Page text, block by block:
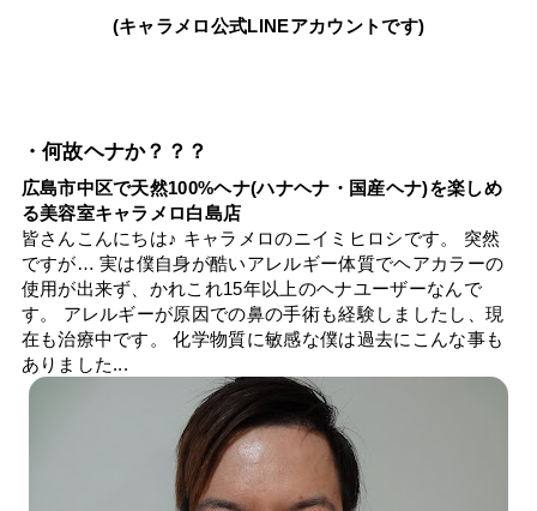
(キャラメロ公式LINEアカウントです)
・何故ヘナか？？？
広島市中区で天然100%ヘナ(ハナヘナ・国産ヘナ)を楽しめ
る美容室キャラメロ白島店
皆さんこんにちは♪ キャラメロのニイミヒロシです。 突然
ですが… 実は僕自身が酷いアレルギー体質でヘアカラーの
使用が出来ず、かれこれ15年以上のヘナユーザーなんで
す。 アレルギーが原因での鼻の手術も経験しましたし、現
在も治療中です。 化学物質に敏感な僕は過去にこんな事も
ありました...